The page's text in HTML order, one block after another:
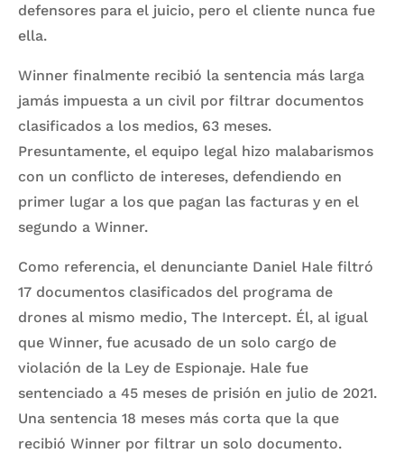
defensores para el juicio, pero el cliente nunca fue
ella.
Winner finalmente recibió la sentencia más larga
jamás impuesta a un civil por filtrar documentos
clasificados a los medios, 63 meses.
Presuntamente, el equipo legal hizo malabarismos
con un conflicto de intereses, defendiendo en
primer lugar a los que pagan las facturas y en el
segundo a Winner.
Como referencia, el denunciante Daniel Hale filtró
17 documentos clasificados del programa de
drones al mismo medio, The Intercept. Él, al igual
que Winner, fue acusado de un solo cargo de
violación de la Ley de Espionaje. Hale fue
sentenciado a 45 meses de prisión en julio de 2021.
Una sentencia 18 meses más corta que la que
recibió Winner por filtrar un solo documento.